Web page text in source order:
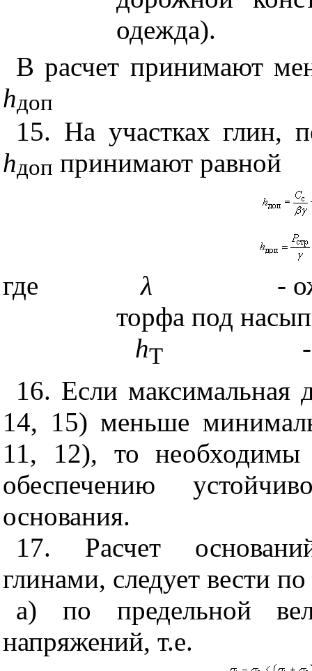
одежда).
В расчет принимают
hдоп
15. На участках глин,
hдоп принимают равной
где λ -
торфа под
hТ
-
16. Если максимальная
14, 15) меньше
11, 12), то необходимы
обеспечению
основания.
17. Расчет
глинами, следует вести
а) по предельной
напряжений, т.е.